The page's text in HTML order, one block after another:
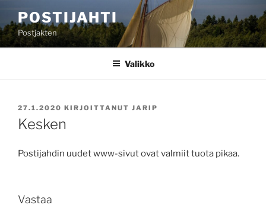
sisältöönPOSTIJAHTI
Postjakten
Valikko
JULKAISTU
27.1.2020 KIRJOITTANUT JARIP
Kesken
Postijahdin uudet www-sivut ovat valmiit tuota pikaa.
Vastaa